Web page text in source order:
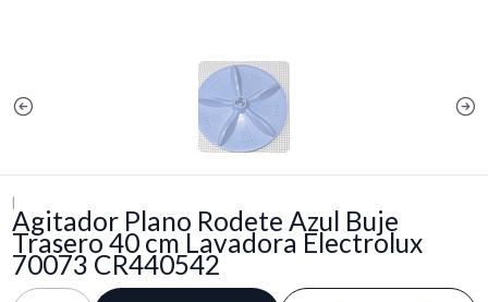
|
Agitador Plano Rodete Azul Buje
Trasero 40 cm Lavadora Electrolux
70073 CR440542